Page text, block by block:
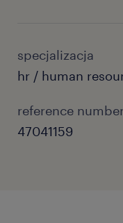
specjalizacja
hr / human
reference number
47041159